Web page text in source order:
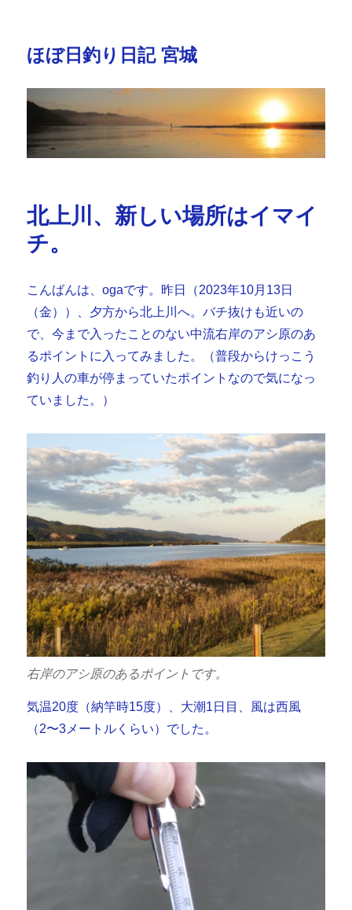
ほぼ日釣り日記 宮城
北上川、新しい場所はイマイ
チ。
こんばんは、ogaです。昨日（2023年10月13日
（金））、夕方から北上川へ。バチ抜けも近いの
で、今まで入ったことのない中流右岸のアシ原のあ
るポイントに入ってみました。（普段からけっこう
釣り人の車が停まっていたポイントなので気になっ
ていました。）
右岸のアシ原のあるポイントです。
気温20度（納竿時15度）、大潮1日目、風は西風
（2〜3メートルくらい）でした。